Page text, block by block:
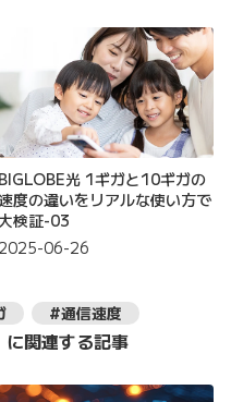
BIGLOBE光 1ギガと10ギガの
速度の違いをリアルな使い方で
検証-03
2025-06-26
#通信速度
に関連する記事